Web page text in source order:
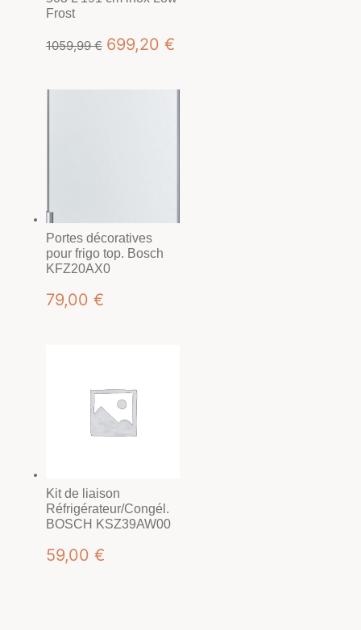
Frost
1059,99€ Le
initial
699,20 €Le
actuel
Portes décoratives
pour frigo top. Bosch
KFZ20AX0
79,00 €
Kit de liaison
Réfrigérateur/Congél.
BOSCH KSZ39AW00
59,00 €